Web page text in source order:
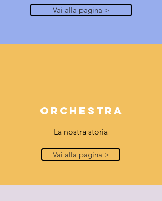
Vai alla pagina >
ORCHESTRA
La nostra storia
Vai alla pagina >